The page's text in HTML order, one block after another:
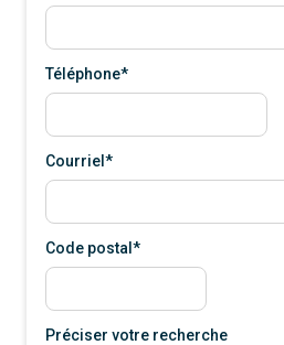
Téléphone*
Courriel*
Code postal*
Préciser votre recherche